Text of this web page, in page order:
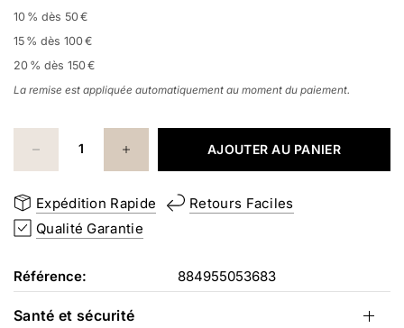
10 % dès 50€
15 % dès 100€
20 % dès 150€
La remise est appliquée automatiquement au moment du paiement.
AJOUTER AU PANIER
Expédition Rapide
Retours Faciles
Qualité Garantie
Référence: 884955053683
Santé et sécurité